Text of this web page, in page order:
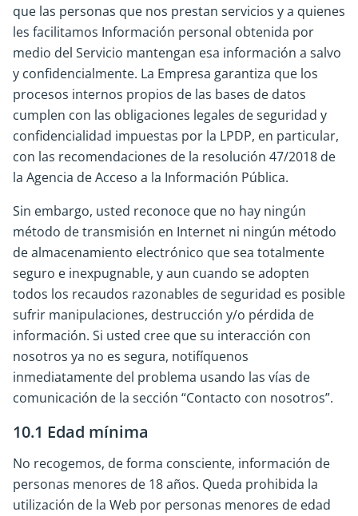
que las personas que nos prestan servicios y a quienes
les facilitamos Información personal obtenida por
medio del Servicio mantengan esa información a salvo
y confidencialmente. La Empresa garantiza que los
procesos internos propios de las bases de datos
cumplen con las obligaciones legales de seguridad y
confidencialidad impuestas por la LPDP, en particular,
con las recomendaciones de la resolución 47/2018 de
la Agencia de Acceso a la Información Pública.
Sin embargo, usted reconoce que no hay ningún
método de transmisión en Internet ni ningún método
de almacenamiento electrónico que sea totalmente
seguro e inexpugnable, y aun cuando se adopten
todos los recaudos razonables de seguridad es posible
sufrir manipulaciones, destrucción y/o pérdida de
información. Si usted cree que su interacción con
nosotros ya no es segura, notifíquenos
inmediatamente del problema usando las vías de
comunicación de la sección “Contacto con nosotros”.
10.1 Edad mínima
No recogemos, de forma consciente, información de
personas menores de 18 años. Queda prohibida la
utilización de la Web por personas menores de edad